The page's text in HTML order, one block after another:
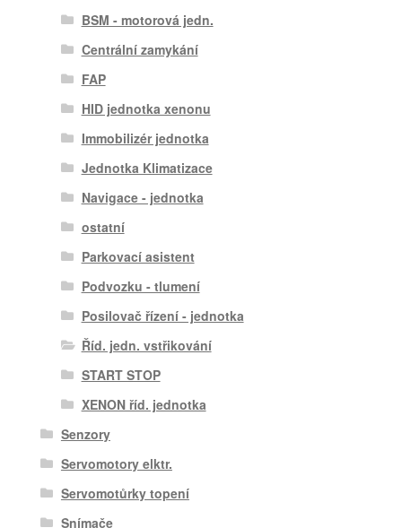
BSM - motorová jedn.
Centrální zamykání
FAP
HID jednotka xenonu
Immobilizér jednotka
Jednotka Klimatizace
Navigace - jednotka
ostatní
Parkovací asistent
Podvozku - tlumení
Posilovač řízení - jednotka
Říd. jedn. vstřikování
START STOP
XENON říd. jednotka
Senzory
Servomotory elktr.
Servomotůrky topení
Snímače